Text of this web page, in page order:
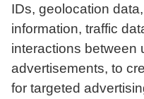
IDs, geolocation
information, traffic
interactions between
advertisements, to
for targeted